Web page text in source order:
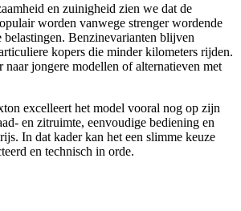
en zuinigheid zien we dat de
worden vanwege strenger wordende
belastingen. Benzinevarianten blijven
kopers die minder kilometers rijden.
jongere modellen of alternatieven met
excelleert het model vooral nog op zijn
en zitruimte, eenvoudige bediening en
In dat kader kan het een slimme keuze
en technisch in orde.